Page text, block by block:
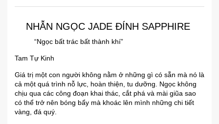
NHẪN NGỌC JADE ĐÍNH SAPPHIRE
“Ngọc bất trác bất thành khí”
Tam Tự Kinh
Giá trị một con người không nằm ở những gì có sẵn mà nó là
cả một quá trình nỗ lực, hoàn thiện, tu dưỡng. Ngọc không
chịu qua các công đoạn khai thác, cắt phá và mài giũa sao
có thể trở nên bóng bẩy mà khoác lên mình những chi tiết
vàng, đá quý.